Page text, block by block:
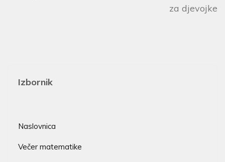
za djevojke
Izbornik
Naslovnica
Večer matematike